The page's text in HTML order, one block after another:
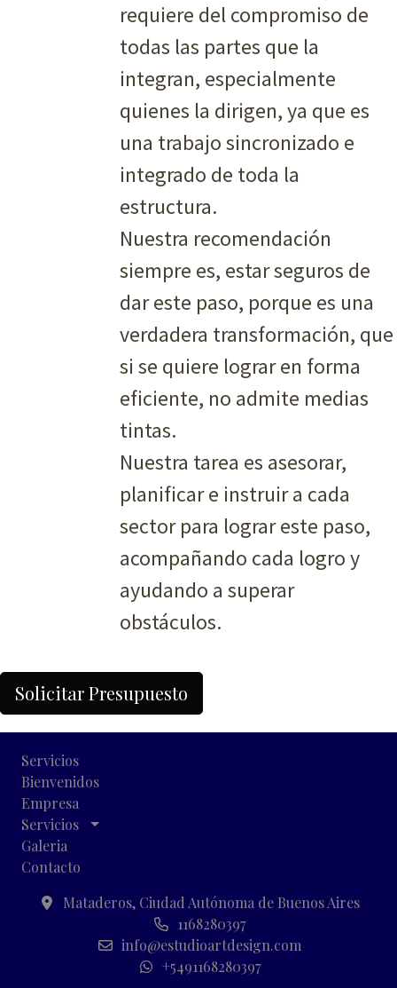
requiere del compromiso de
todas las partes que la
integran, especialmente
quienes la dirigen, ya que es
una trabajo sincronizado e
integrado de toda la
estructura.
Nuestra recomendación
siempre es, estar seguros de
dar este paso, porque es una
verdadera transformación, que
si se quiere lograr en forma
eficiente, no admite medias
tintas.
Nuestra tarea es asesorar,
planificar e instruir a cada
sector para lograr este paso,
acompañando cada logro y
ayudando a superar
obstáculos.
Solicitar Presupuesto
Servicios
Bienvenidos
Empresa
Servicios
Galeria
Contacto
Mataderos, Ciudad Autónoma de Buenos Aires
1168280397
info@estudioartdesign.com
+5491168280397